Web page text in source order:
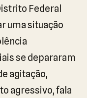
Federal
uma situação
se depararam
agitação,
agressivo, fala